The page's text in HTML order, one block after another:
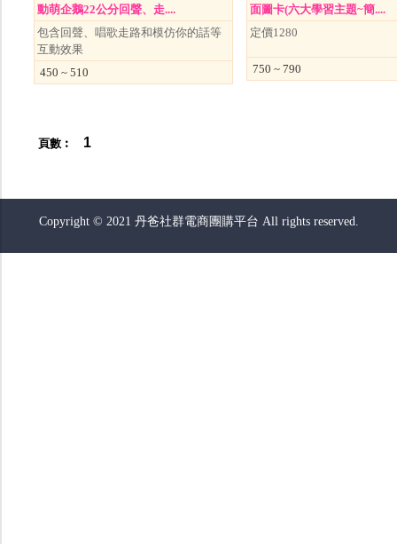
動萌企鵝22公分回聲、走....
包含回聲、唱歌走路和模仿你的話等
互動效果
450 ~ 510
面圖卡(六大學習主題~簡....
定價1280
750 ~ 790
頁數︰ 1
Copyright © 2021 丹爸社群電商團購平台 All rights reserved.